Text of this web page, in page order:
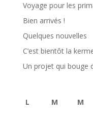
Voyage pour les
Bien arrivés !
Quelques nouvelles
C’est bientôt la
Un projet qui bouge
L M M